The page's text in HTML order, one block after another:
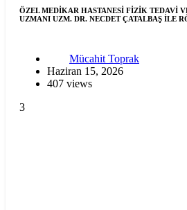
ÖZEL MEDİKAR HASTANESİ FİZİK TEDAVİ
UZMANI UZM. DR. NECDET ÇATALBAŞ İLE
Mücahit Toprak
Haziran 15, 2026
407 views
3